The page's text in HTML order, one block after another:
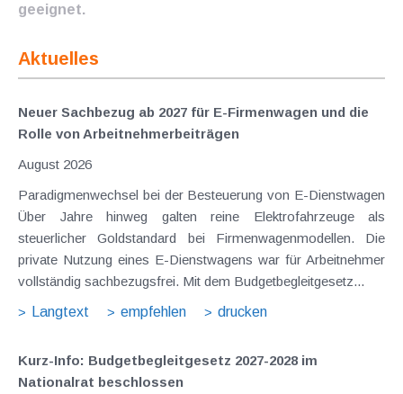
geeignet.
Aktuelles
Neuer Sachbezug ab 2027 für E-Firmenwagen und die
Rolle von Arbeitnehmer​­beiträgen
August 2026
Paradigmenwechsel bei der Besteuerung von E-Dienstwagen
Über Jahre hinweg galten reine Elektrofahrzeuge als
steuerlicher Goldstandard bei Firmenwagenmodellen. Die
private Nutzung eines E-Dienstwagens war für Arbeitnehmer
vollständig sachbezugsfrei. Mit dem Budgetbegleitgesetz...
Langtext
empfehlen drucken
Kurz-Info: Budgetbegleitgesetz 2027-2028 im
Nationalrat beschlossen